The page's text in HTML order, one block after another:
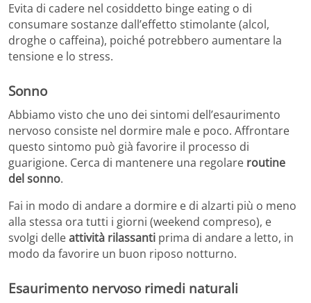
Evita di cadere nel cosiddetto binge eating o di
consumare sostanze dall’effetto stimolante (alcol,
droghe o caffeina), poiché potrebbero aumentare la
tensione e lo stress.
Sonno
Abbiamo visto che uno dei sintomi dell’esaurimento
nervoso consiste nel dormire male e poco. Affrontare
questo sintomo può già favorire il processo di
guarigione. Cerca di mantenere una regolare routine
del sonno.
Fai in modo di andare a dormire e di alzarti più o meno
alla stessa ora tutti i giorni (weekend compreso), e
svolgi delleattività rilassanti prima di andare a letto, in
modo da favorire un buon riposo notturno.
Esaurimento nervoso rimedi naturali